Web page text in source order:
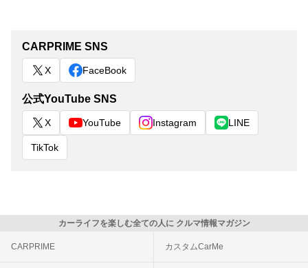
CARPRIME SNS
X FaceBook
公式YouTube SNS
X YouTube Instagram LINE
TikTok
カーライフを楽しむ全ての人に クルマ情報マガジン
CARPRIME カスタムCarMe